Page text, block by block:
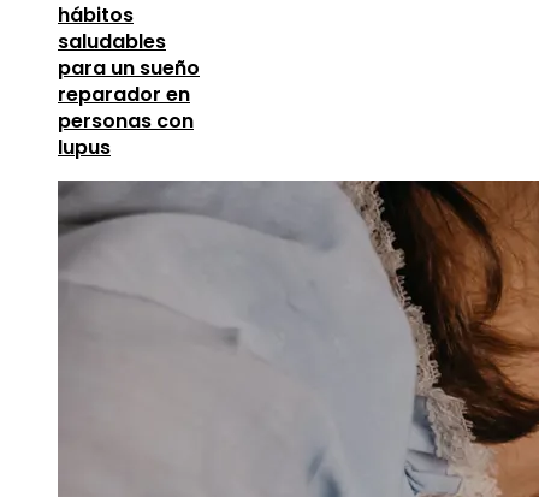
hábitos
saludables
para un sueño
reparador en
personas con
lupus